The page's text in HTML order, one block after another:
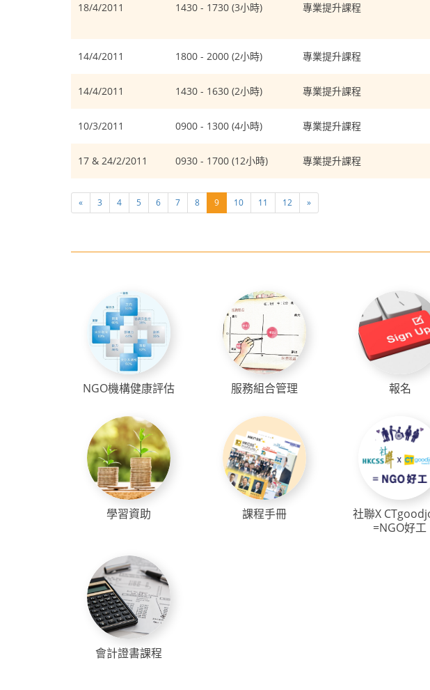
18/4/2011 1430 - 1730 (3小時) 專業提升課程
14/4/2011 1800 - 2000 (2小時) 專業提升課程
14/4/2011 1430 - 1630 (2小時) 專業提升課程
10/3/2011 0900 - 1300 (4小時) 專業提升課程
17 & 24/2/2011 0930 - 1700 (12小時) 專業提升課程
« 3 4 5 6 7 8 9 10 11 12 »
NGO機構健康評估 服務組合管理 報名
學習資助 課程手冊
社聯X
=NGO好工
會計證書課程